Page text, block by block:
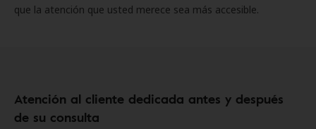
que la atención que usted merece sea más accesible.
Atención al cliente dedicada antes y después
de su consulta